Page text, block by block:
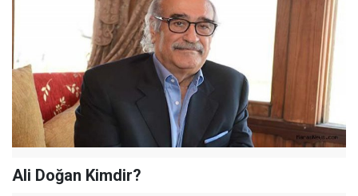
Ali Doğan Kimdir?